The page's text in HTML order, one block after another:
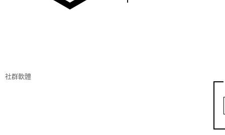
社群軟體